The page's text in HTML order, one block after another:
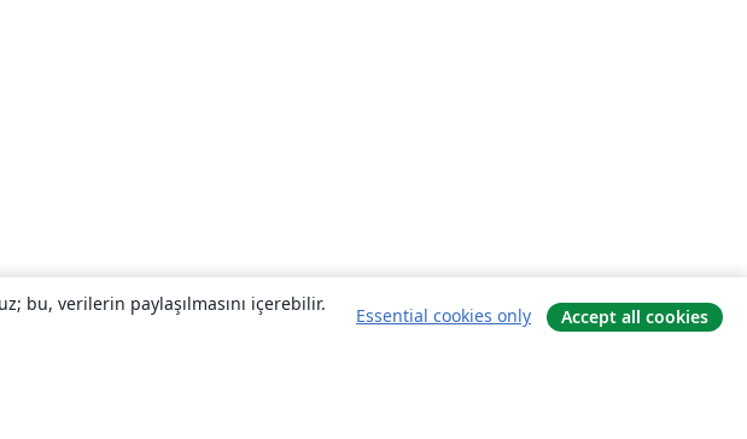
bu, verilerin paylaşılmasını içerebilir.
Essential cookies only Accept all cookies